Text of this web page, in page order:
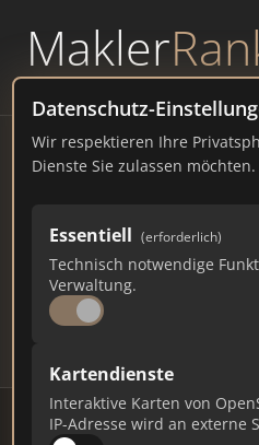
Makler
powered byWAVEPOINT
Datenschutz-
Wir respektieren Ihre
Dienste Sie zulassen möchten.
Essentiell (erforderlich)
Technisch notwendige
Verwaltung.
Kartendienste
Interaktive Karten von
IP-Adresse wird an externe
– Ranking
BADEN-WÜRTTEMBERG 89.447
75 462